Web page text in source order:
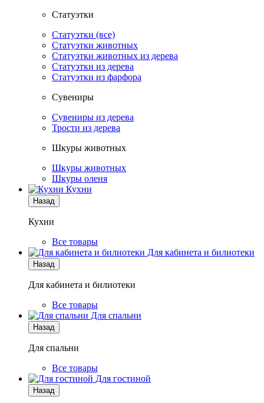
Статуэтки
Статуэтки (все)
Статуэтки животных
Статуэтки животных из дерева
Статуэтки из дерева
Статуэтки из фарфора
Сувениры
Сувениры из дерева
Трости из дерева
Шкуры животных
Шкуры животных
Шкуры оленя
Кухни
Назад
Кухни
Все товары
Для кабинета и билиотеки
Назад
Для кабинета и билиотеки
Все товары
Для спальни
Назад
Для спальни
Все товары
Для гостиной
Назад